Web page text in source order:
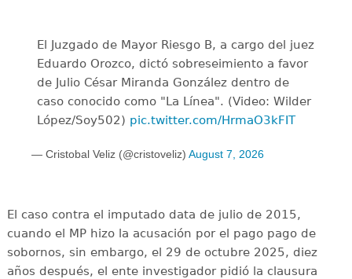
El Juzgado de Mayor Riesgo B, a cargo del juez
Eduardo Orozco, dictó sobreseimiento a favor
de Julio César Miranda González dentro de
caso conocido como "La Línea". (Video: Wilder
López/Soy502) pic.twitter.com/HrmaO3kFIT
— Cristobal Veliz (@cristoveliz) August 7, 2026
El caso contra el imputado data de julio de 2015,
cuando el MP hizo la acusación por el pago pago de
sobornos, sin embargo, el 29 de octubre 2025, diez
años después, el ente investigador pidió la clausura